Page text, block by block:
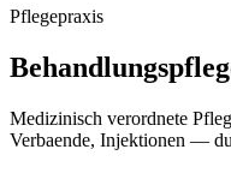
Pflegepraxis
Medizinisch verordnete
Verbaende, Injektionen —